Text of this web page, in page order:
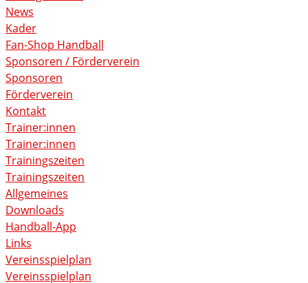
News
Kader
Fan-Shop Handball
Sponsoren / Förderverein
Sponsoren
Förderverein
Kontakt
Trainer:innen
Trainer:innen
Trainingszeiten
Trainingszeiten
Allgemeines
Downloads
Handball-App
Links
Vereinsspielplan
Vereinsspielplan